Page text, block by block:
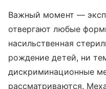
Важный момент —
отвергают любые
насильственная
рождение детей, ни
дискриминационные
рассматриваются.